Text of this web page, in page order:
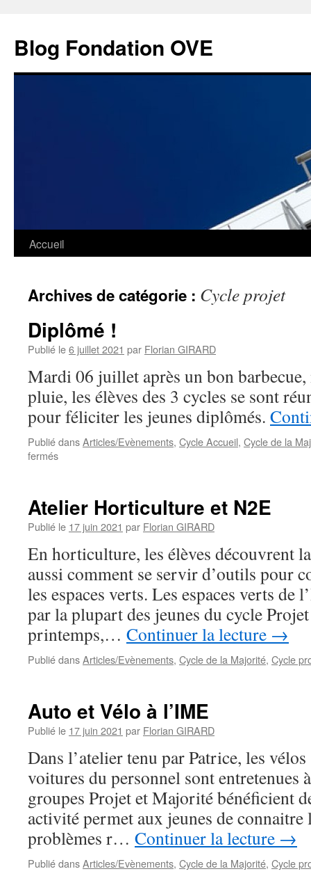
contenu
Blog Fondation OVE
Accueil
Archives de catégorie : Cycle projet
Diplômé !
Publié le6 juillet 2021 par Florian GIRARD
Mardi 06 juillet après un bon
pluie, les élèves des 3 cycles se sont
pour féliciter les jeunes diplômés.
Publié dansArticles/Evènements, Cycle Accueil, Cycle de la
ferméssur
Atelier Horticulture et N2E
Publié le 17 juin 2021 par Florian GIRARD
En horticulture, les élèves découvrent
aussi comment se servir d’outils pour
les espaces verts. Les espaces verts de
par la plupart des jeunes du cycle
printemps,… Continuer la lecture →
Publié dansArticles/Evènements, Cycle de la Majorité, Cycle
Auto et Vélo à l’IME
Publié le 17 juin 2021 par Florian GIRARD
Dans l’atelier tenu par Patrice, les
voitures du personnel sont entretenues
groupes Projet et Majorité bénéficient
activité permet aux jeunes de connaitre
problèmes r… Continuer la lecture →
Publié dansArticles/Evènements, Cycle de la Majorité, Cycle